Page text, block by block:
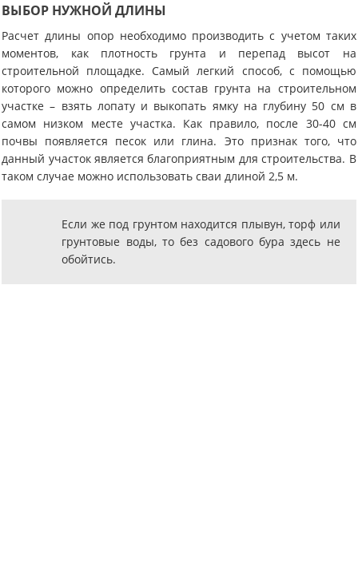
ВЫБОР НУЖНОЙ ДЛИНЫ
Расчет длины опор необходимо производить с учетом таких
моментов, как плотность грунта и перепад высот на
строительной площадке. Самый легкий способ, с помощью
которого можно определить состав грунта на строительном
участке – взять лопату и выкопать ямку на глубину 50 см в
самом низком месте участка. Как правило, после 30-40 см
почвы появляется песок или глина. Это признак того, что
данный участок является благоприятным для строительства. В
таком случае можно использовать сваи длиной 2,5 м.
Если же под грунтом находится плывун, торф или
грунтовые воды, то без садового бура здесь не
обойтись.